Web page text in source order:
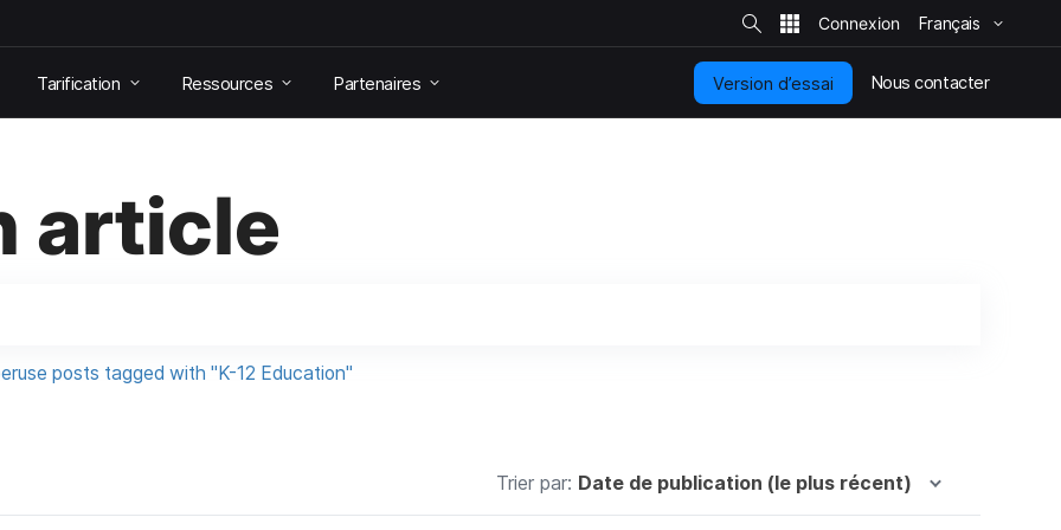
R
e
c
h
e
r
c
h
Français
Tarification Ressources Partenaires Version d’essai Nous contacter
article
posts tagged with "K-12 Education"
Trier par: Date de publication (le plus récent)